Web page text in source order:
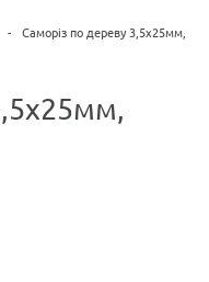
-
Саморіз по дереву 3,5х25мм,